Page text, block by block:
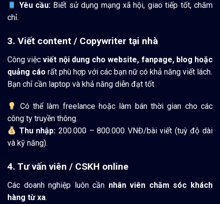
Yêu cầu: Biết sử dụng mạng xã hội, giao tiếp tốt, chăm
chỉ.
3. Viết content / Copywriter tại nhà
Công việcviết nội dung cho website, fanpage, blog hoặc
quảng cáo rất phù hợp với các bạn nữ có khả năng viết lách.
Bạn chỉ cần laptop và khả năng diễn đạt tốt
Có thể làm freelance hoặc làm bán thời gian cho các
công ty truyền thông.
Thu nhập: 200.000 – 800.000 VNĐ/bài viết (tuỳ độ dài
và kỹ năng).
4. Tư vấn viên / CSKH online
Các doanh nghiệp luôn cần nhân viên chăm sóc khách
hàng từ xa.